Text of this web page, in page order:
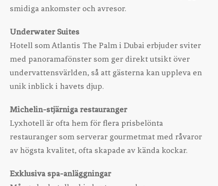
smidiga ankomster och avresor.
Underwater Suites
Hotell som Atlantis The Palm i Dubai erbjuder sviter
med panoramafönster som ger direkt utsikt över
undervattensvärlden, så att gästerna kan uppleva en
unik inblick i havets djup.
Michelin-stjärniga restauranger
Lyxhotell är ofta hem för flera prisbelönta
restauranger som serverar gourmetmat med råvaror
av högsta kvalitet, ofta skapade av kända kockar.
Exklusiva spa-anläggningar